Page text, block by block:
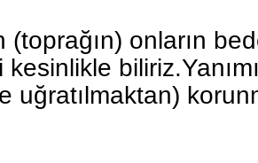
(toprağın) onların
kesinlikle
uğratılmaktan)